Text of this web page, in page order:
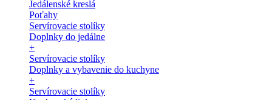
Jedálenské kreslá
Poťahy
Servírovacie stolíky
Doplnky do jedálne
+
Servírovacie stolíky
Doplnky a vybavenie do kuchyne
+
Servírovacie stolíky